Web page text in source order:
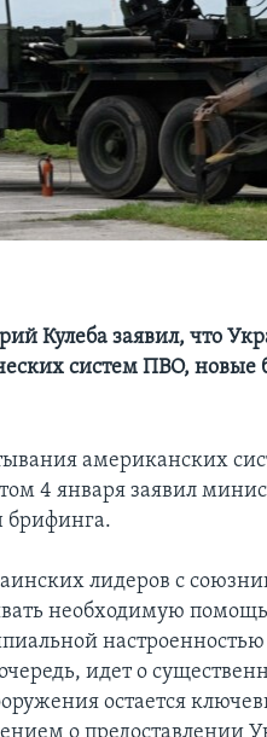
Кулеба заявил, что
систем ПВО, новые
американских
4 января заявил
брифинга.
лидеров с
необходимую
настроенностью
идет о
остается